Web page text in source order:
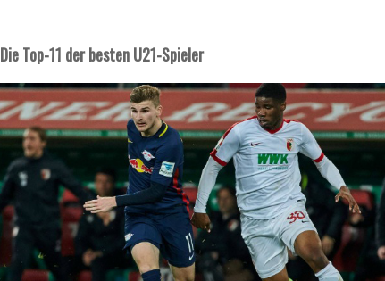
Die Top-11 der besten U21-Spieler